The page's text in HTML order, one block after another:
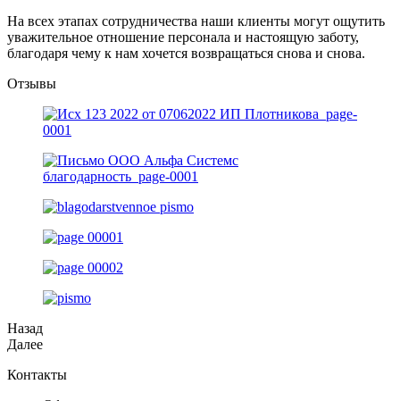
На всех этапах сотрудничества наши клиенты могут ощутить
уважительное отношение персонала и настоящую заботу,
благодаря чему к нам хочется возвращаться снова и снова.
Отзывы
Назад
Далее
Контакты